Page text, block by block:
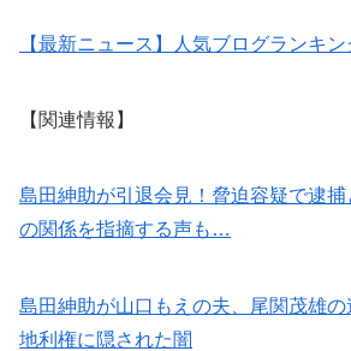
【最新ニュース】人気ブログランキン
【関連情報】
島田紳助が引退会見！脅迫容疑で逮
の関係を指摘する声も…
島田紳助が山口もえの夫、尾関茂雄
地利権に隠された闇